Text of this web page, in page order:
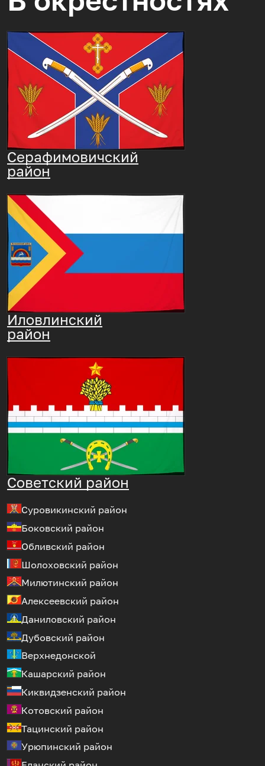
Серафимовичский
район
Иловлинский
район
Советский район
Суровикинский район
Боковский район
Обливский район
Шолоховский район
Милютинский район
Алексеевский район
Даниловский район
Дубовский район
Верхнедонской
Кашарский район
Киквидзенский район
Котовский район
Тацинский район
Урюпинский район